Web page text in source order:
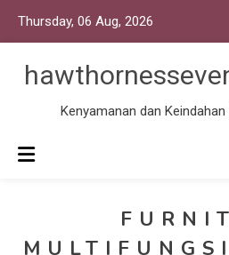
Thursday, 06 Aug, 2026
Kenyamanan dan